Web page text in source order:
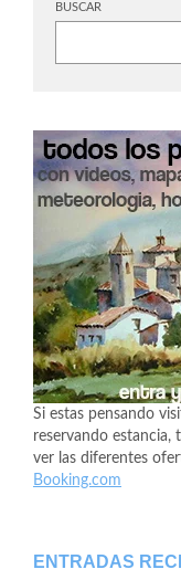
BUSCAR
Si estas pensando
reservando estancia,
ver las diferentes
Booking.com
ENTRADAS